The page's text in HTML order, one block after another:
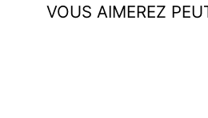
VOUS AIMEREZ